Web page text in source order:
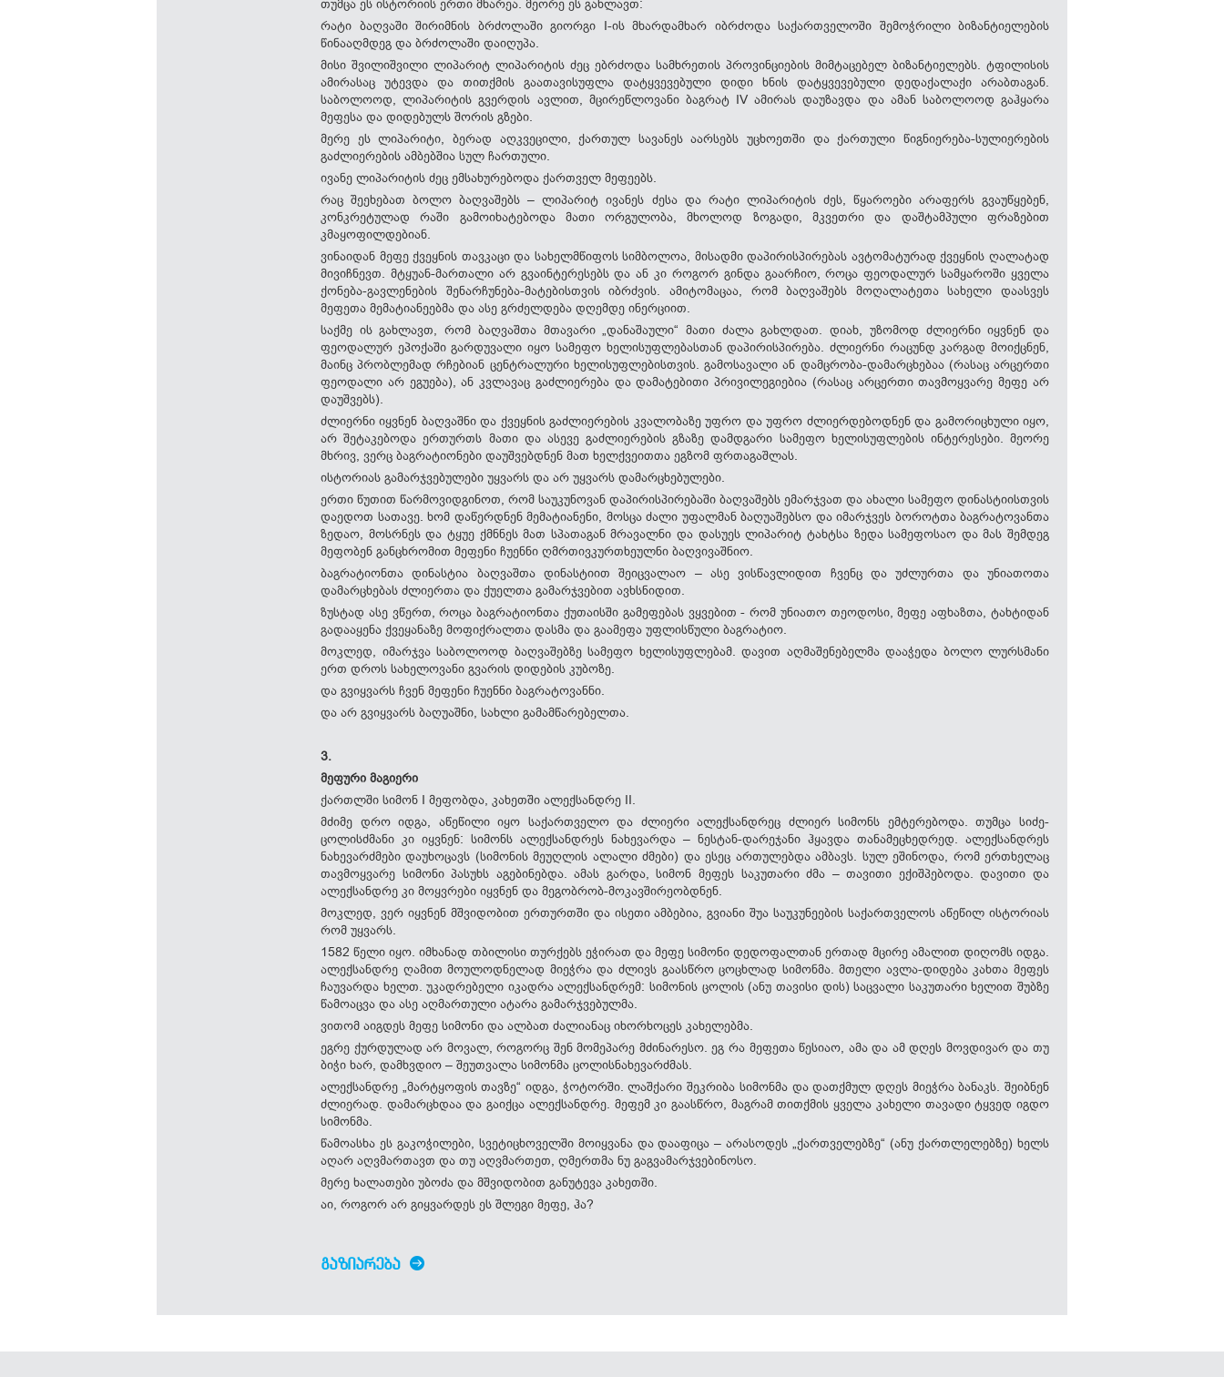
თუმცა ეს ისტორიის ერთი მხარეა. მეორე ეს გახლავთ:
რატი ბაღვაში შირიმნის ბრძოლაში გიორგი I-ის მხარდამხარ იბრძოდა საქართველოში შემოჭრილი ბიზანტიელების
წინააღმდეგ და ბრძოლაში დაიღუპა.
მისი შვილიშვილი ლიპარიტ ლიპარიტის ძეც ებრძოდა სამხრეთის პროვინციების მიმტაცებელ ბიზანტიელებს. ტფილისის
ამირასაც უტევდა და თითქმის გაათავისუფლა დატყვევებული დიდი ხნის დატყვევებული დედაქალაქი არაბთაგან.
საბოლოოდ, ლიპარიტის გვერდის ავლით, მცირეწლოვანი ბაგრატ IV ამირას დაუზავდა და ამან საბოლოოდ გაჰყარა
მეფესა და დიდებულს შორის გზები.
მერე ეს ლიპარიტი, ბერად აღკვეცილი, ქართულ სავანეს აარსებს უცხოეთში და ქართული წიგნიერება-სულიერების
გაძლიერების ამბებშია სულ ჩართული.
ივანე ლიპარიტის ძეც ემსახურებოდა ქართველ მეფეებს.
რაც შეეხებათ ბოლო ბაღვაშებს – ლიპარიტ ივანეს ძესა და რატი ლიპარიტის ძეს, წყაროები არაფერს გვაუწყებენ,
კონკრეტულად რაში გამოიხატებოდა მათი ორგულობა, მხოლოდ ზოგადი, მკვეთრი და დაშტამპული ფრაზებით
კმაყოფილდებიან.
ვინაიდან მეფე ქვეყნის თავკაცი და სახელმწიფოს სიმბოლოა, მისადმი დაპირისპირებას ავტომატურად ქვეყნის ღალატად
მივიჩნევთ. მტყუან-მართალი არ გვაინტერესებს და ან კი როგორ გინდა გაარჩიო, როცა ფეოდალურ სამყაროში ყველა
ქონება-გავლენების შენარჩუნება-მატებისთვის იბრძვის. ამიტომაცაა, რომ ბაღვაშებს მოღალატეთა სახელი დაასვეს
მეფეთა მემატიანეებმა და ასე გრძელდება დღემდე ინერციით.
საქმე ის გახლავთ, რომ ბაღვაშთა მთავარი „დანაშაული“ მათი ძალა გახლდათ. დიახ, უზომოდ ძლიერნი იყვნენ და
ფეოდალურ ეპოქაში გარდუვალი იყო სამეფო ხელისუფლებასთან დაპირისპირება. ძლიერნი რაცუნდ კარგად მოიქცნენ,
მაინც პრობლემად რჩებიან ცენტრალური ხელისუფლებისთვის. გამოსავალი ან დამცრობა-დამარცხებაა (რასაც არცერთი
ფეოდალი არ ეგუება), ან კვლავაც გაძლიერება და დამატებითი პრივილეგიებია (რასაც არცერთი თავმოყვარე მეფე არ
დაუშვებს).
ძლიერნი იყვნენ ბაღვაშნი და ქვეყნის გაძლიერების კვალობაზე უფრო და უფრო ძლიერდებოდნენ და გამორიცხული იყო,
არ შეტაკებოდა ერთურთს მათი და ასევე გაძლიერების გზაზე დამდგარი სამეფო ხელისუფლების ინტერესები. მეორე
მხრივ, ვერც ბაგრატიონები დაუშვებდნენ მათ ხელქვეითთა ეგზომ ფრთაგაშლას.
ისტორიას გამარჯვებულები უყვარს და არ უყვარს დამარცხებულები.
ერთი წუთით წარმოვიდგინოთ, რომ საუკუნოვან დაპირისპირებაში ბაღვაშებს ემარჯვათ და ახალი სამეფო დინასტიისთვის
დაედოთ სათავე. ხომ დაწერდნენ მემატიანენი, მოსცა ძალი უფალმან ბაღუაშებსო და იმარჯვეს ბოროტთა ბაგრატოვანთა
ზედაო, მოსრნეს და ტყუე ქმნნეს მათ სპათაგან მრავალნი და დასუეს ლიპარიტ ტახტსა ზედა სამეფოსაო და მას შემდეგ
მეფობენ განცხრომით მეფენი ჩუენნი ღმრთივკურთხეულნი ბაღვივაშნიო.
ბაგრატიონთა დინასტია ბაღვაშთა დინასტიით შეიცვალაო – ასე ვისწავლიდით ჩვენც და უძლურთა და უნიათოთა
დამარცხებას ძლიერთა და ქუელთა გამარჯვებით ავხსნიდით.
ზუსტად ასე ვწერთ, როცა ბაგრატიონთა ქუთაისში გამეფებას ვყვებით - რომ უნიათო თეოდოსი, მეფე აფხაზთა, ტახტიდან
გადააყენა ქვეყანაზე მოფიქრალთა დასმა და გაამეფა უფლისწული ბაგრატიო.
მოკლედ, იმარჯვა საბოლოოდ ბაღვაშებზე სამეფო ხელისუფლებამ. დავით აღმაშენებელმა დააჭედა ბოლო ლურსმანი
ერთ დროს სახელოვანი გვარის დიდების კუბოზე.
და გვიყვარს ჩვენ მეფენი ჩუენნი ბაგრატოვანნი.
და არ გვიყვარს ბაღუაშნი, სახლი გამამწარებელთა.
3.
მეფური მაგიერი
ქართლში სიმონ I მეფობდა, კახეთში ალექსანდრე II.
მძიმე დრო იდგა, აწეწილი იყო საქართველო და ძლიერი ალექსანდრეც ძლიერ სიმონს ემტერებოდა. თუმცა სიძე-
ცოლისძმანი კი იყვნენ: სიმონს ალექსანდრეს ნახევარდა – ნესტან-დარეჯანი ჰყავდა თანამეცხედრედ. ალექსანდრეს
ნახევარძმები დაუხოცავს (სიმონის მეუღლის ალალი ძმები) და ესეც ართულებდა ამბავს. სულ ეშინოდა, რომ ერთხელაც
თავმოყვარე სიმონი პასუხს აგებინებდა. ამას გარდა, სიმონ მეფეს საკუთარი ძმა – თავითი ექიშპებოდა. დავითი და
ალექსანდრე კი მოყვრები იყვნენ და მეგობრობ-მოკავშირეობდნენ.
მოკლედ, ვერ იყვნენ მშვიდობით ერთურთში და ისეთი ამბებია, გვიანი შუა საუკუნეების საქართველოს აწეწილ ისტორიას
რომ უყვარს.
1582 წელი იყო. იმხანად თბილისი თურქებს ეჭირათ და მეფე სიმონი დედოფალთან ერთად მცირე ამალით დიღომს იდგა.
ალექსანდრე ღამით მოულოდნელად მიეჭრა და ძლივს გაასწრო ცოცხლად სიმონმა. მთელი ავლა-დიდება კახთა მეფეს
ჩაუვარდა ხელთ. უკადრებელი იკადრა ალექსანდრემ: სიმონის ცოლის (ანუ თავისი დის) საცვალი საკუთარი ხელით შუბზე
წამოაცვა და ასე აღმართული ატარა გამარჯვებულმა.
ვითომ აიგდეს მეფე სიმონი და ალბათ ძალიანაც იხორხოცეს კახელებმა.
ეგრე ქურდულად არ მოვალ, როგორც შენ მომეპარე მძინარესო. ეგ რა მეფეთა წესიაო, ამა და ამ დღეს მოვდივარ და თუ
ბიჭი ხარ, დამხვდიო – შეუთვალა სიმონმა ცოლისნახევარძმას.
ალექსანდრე „მარტყოფის თავზე“ იდგა, ჭოტორში. ლაშქარი შეკრიბა სიმონმა და დათქმულ დღეს მიეჭრა ბანაკს. შეიბნენ
ძლიერად. დამარცხდაა და გაიქცა ალექსანდრე. მეფემ კი გაასწრო, მაგრამ თითქმის ყველა კახელი თავადი ტყვედ იგდო
სიმონმა.
წამოასხა ეს გაკოჭილები, სვეტიცხოველში მოიყვანა და დააფიცა – არასოდეს „ქართველებზე“ (ანუ ქართლელებზე) ხელს
აღარ აღვმართავთ და თუ აღვმართეთ, ღმერთმა ნუ გაგვამარჯვებინოსო.
მერე ხალათები უბოძა და მშვიდობით განუტევა კახეთში.
აი, როგორ არ გიყვარდეს ეს შლეგი მეფე, ჰა?
ᲒᲐᲖᲘᲐᲠᲔᲑᲐ